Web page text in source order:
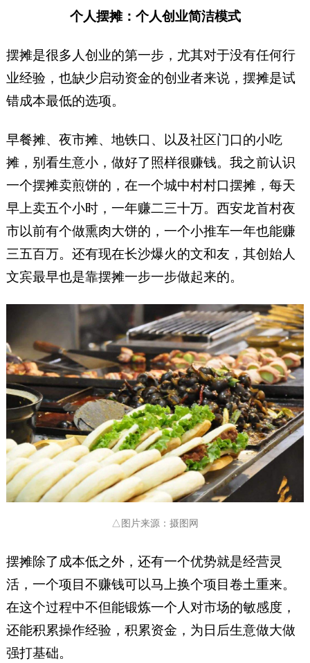
个人摆摊：个人创业简洁模式
摆摊是很多人创业的第一步，尤其对于没有任何行
业经验，也缺少启动资金的创业者来说，摆摊是试
错成本最低的选项。
早餐摊、夜市摊、地铁口、以及社区门口的小吃
摊，别看生意小，做好了照样很赚钱。我之前认识
一个摆摊卖煎饼的，在一个城中村村口摆摊，每天
早上卖五个小时，一年赚二三十万。西安龙首村夜
市以前有个做熏肉大饼的，一个小推车一年也能赚
三五百万。还有现在长沙爆火的文和友，其创始人
文宾最早也是靠摆摊一步一步做起来的。
△图片来源：摄图网
摆摊除了成本低之外，还有一个优势就是经营灵
活，一个项目不赚钱可以马上换个项目卷土重来。
在这个过程中不但能锻炼一个人对市场的敏感度，
还能积累操作经验，积累资金，为日后生意做大做
强打基础。